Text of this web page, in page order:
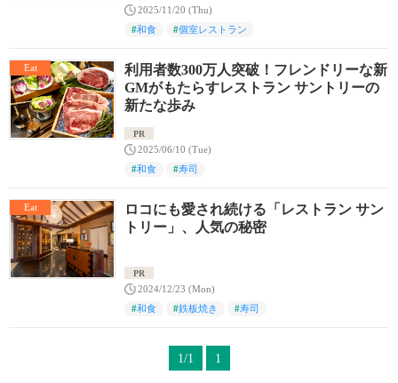
2025/11/20 (Thu)
#和食 #個室レストラン
Eat
利用者数300万人突破！フレンドリーな新
GMがもたらすレストラン サントリーの
新たな歩み
PR
2025/06/10 (Tue)
#和食 #寿司
Eat
ロコにも愛され続ける「レストラン サン
トリー」、人気の秘密
PR
2024/12/23 (Mon)
#和食 #鉄板焼き #寿司
1/1 1